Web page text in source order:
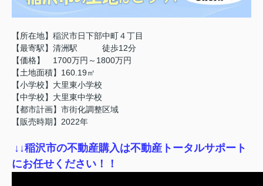
【所在地】稲沢市日下部中町４丁目
【最寄駅】清洲駅 徒歩12分
【価格】 1700万円～1800万円
【土地面積】160.19㎡
【小学校】大里東小学校
【中学校】大里東中学校
【都市計画】市街化調整区域
【販売時期】2022年
↓ ↓稲沢市の不動産購入は不動産トータルサポート
にお任せください！！